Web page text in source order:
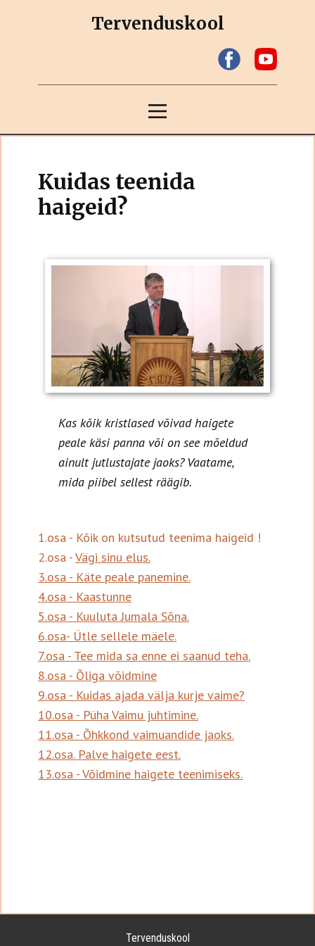
Tervenduskool
Kuidas teenida
haigeid?
Kas kõik kristlased võivad haigete
peale käsi panna või on see mõeldud
ainult jutlustajate jaoks? Vaatame,
mida piibel sellest räägib.
1.osa - Kõik on kutsutud teenima haigeid !
2.osa -Vägi sinu elus.
3.osa - Käte peale panemine.
4.osa - Kaastunne
5.osa - Kuuluta Jumala Sõna.
6.osa- Ütle sellele mäele.
7.osa - Tee mida sa enne ei saanud teha.
8.osa - Õliga võidmine
9.osa - Kuidas ajada välja kurje vaime?
10.osa - Püha Vaimu juhtimine.
11.osa - Õhkkond vaimuandide jaoks.
12.osa. Palve haigete eest.
13.osa - Võidmine haigete teenimiseks.
Tervenduskool